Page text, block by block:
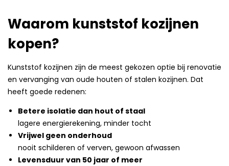
Waarom kunststof kozijnen
kopen?
Kunststof kozijnen zijn de meest gekozen optie bij renovatie
en vervanging van oude houten of stalen kozijnen. Dat
heeft goede redenen:
Betere isolatie dan hout of staal
lagere energierekening, minder tocht
Vrijwel geen onderhoud
nooit schilderen of verven, gewoon afwassen
Levensduur van 50 jaar of meer